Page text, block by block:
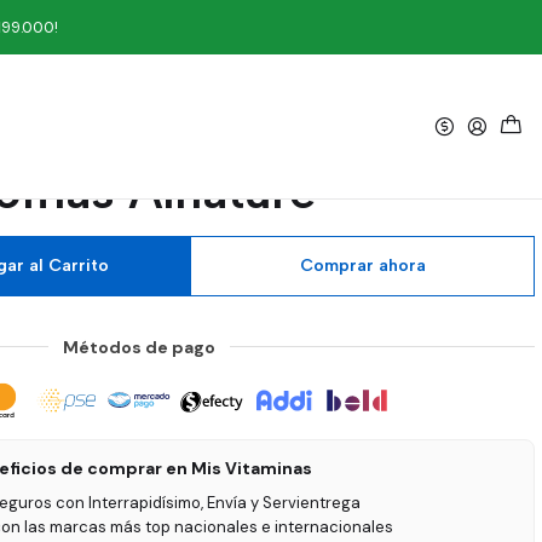
Alnature
C con Zinc 60
Alnature
al Carrito Comprar ahora
Métodos de pago
de comprar en Mis Vitaminas
con Interrapidísimo, Envía y Servientrega
las marcas más top nacionales e internacionales